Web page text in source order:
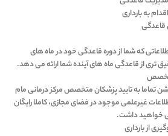
به بارداری
که شما از دوره قاعدگی خود در ماه های
تری از قاعدگی ماه های آینده شما ارائه می دهد.
تماما به تایید پزشکان متخصص مرکز درمانی مام
غیرعلمی موجود در فضای مجازی، کاملا رایگان
خواهید داشت.
از بارداری